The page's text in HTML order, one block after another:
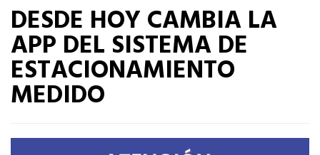
DESDE HOY CAMBIA LA
APP DEL SISTEMA DE
ESTACIONAMIENTO
MEDIDO